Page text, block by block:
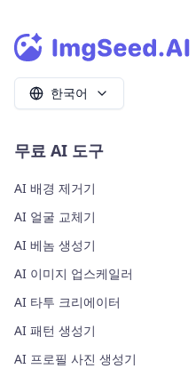
한국어
무료 AI 도구
AI 배경 제거기
AI 얼굴 교체기
AI 베놈 생성기
AI 이미지 업스케일러
AI 타투 크리에이터
AI 패턴 생성기
AI 프로필 사진 생성기